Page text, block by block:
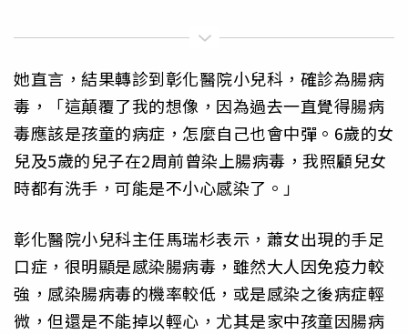
她直言，結果轉診到彰化醫院小兒科，確診為腸病
毒，「這顛覆了我的想像，因為過去一直覺得腸病
毒應該是孩童的病症，怎麼自己也會中彈。6歲的女
兒及5歲的兒子在2周前曾染上腸病毒，我照顧兒女
時都有洗手，可能是不小心感染了。」
彰化醫院小兒科主任馬瑞杉表示，蕭女出現的手足
口症，很明顯是感染腸病毒，雖然大人因免疫力較
強，感染腸病毒的機率較低，或是感染之後病症輕
微，但還是不能掉以輕心，尤其是家中孩童因腸病